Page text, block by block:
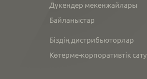
Дүкендер мекенжайлары
Байланыстар
Біздің дистрибьюторлар
Көтерме-корпоративтік сату